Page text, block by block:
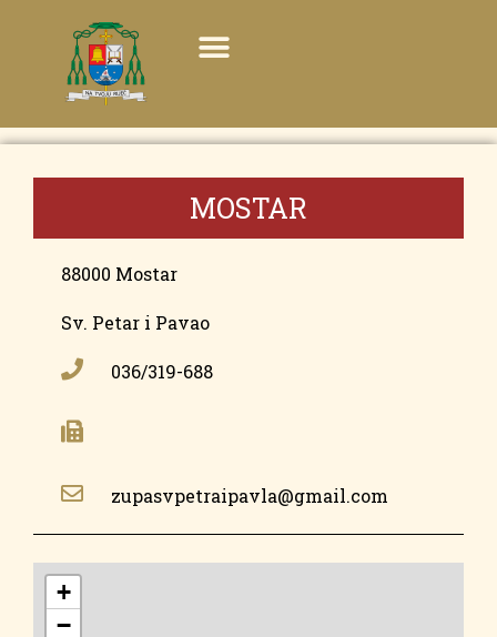
MOSTAR
88000 Mostar
Sv. Petar i Pavao
036/319-688
zupasvpetraipavla@gmail.com
+
−